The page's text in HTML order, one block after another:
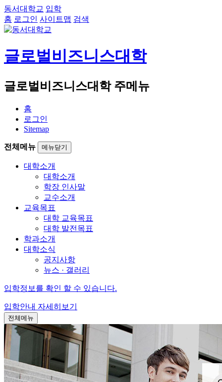
동서대학교 입학
홈 로그인 사이트맵 검색
글로벌비즈니스대학
글로벌비즈니스대학 주메뉴
홈
로그인
Sitemap
전체메뉴 메뉴닫기
대학소개
대학소개
학장 인사말
교수소개
교육목표
대학 교육목표
대학 발전목표
학과소개
대학소식
공지사항
뉴스 · 갤러리
입학정보를 확인 할 수 있습니다.
입학안내 자세히보기
전체메뉴